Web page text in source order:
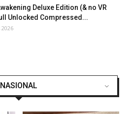
Deluxe Edition (& no VR
Unlocked Compressed...
2026
NASIONAL